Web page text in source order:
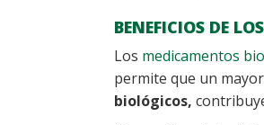
BENEFICIOS DE
Los medicamentos
permite que un
biológicos,